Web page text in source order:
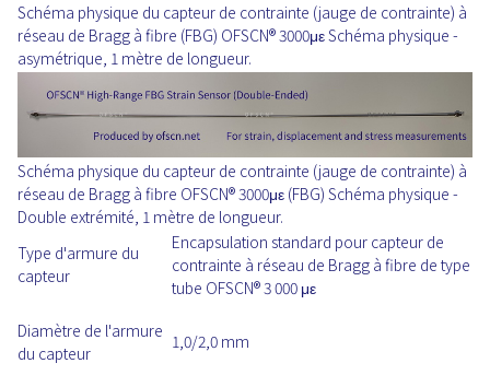
Schéma physique du capteur de contrainte (jauge de contrainte) à
réseau de Bragg à fibre (FBG) OFSCN® 3000με Schéma physique -
asymétrique, 1 mètre de longueur.
Schéma physique du capteur de contrainte (jauge de contrainte) à
réseau de Bragg à fibre OFSCN® 3000με (FBG) Schéma physique -
Double extrémité, 1 mètre de longueur.
Type d'armure du
capteur
Encapsulation standard pour capteur de
contrainte à réseau de Bragg à fibre de type
tube OFSCN® 3 000 με
Diamètre de l'armure
du capteur
1,0/2,0 mm